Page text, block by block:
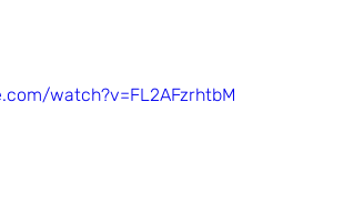
watch?v=FL2AFzrhtbM